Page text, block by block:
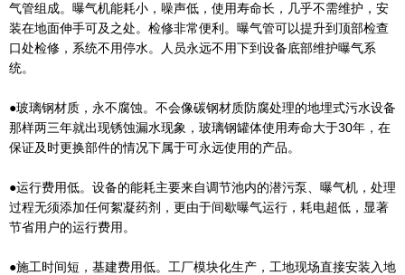
气管组成。曝气机能耗小，噪声低，使用寿命长，几乎不需维护，安
装在地面伸手可及之处。检修非常便利。曝气管可以提升到顶部检查
口处检修，系统不用停水。人员永远不用下到设备底部维护曝气系
统。
●玻璃钢材质，永不腐蚀。不会像碳钢材质防腐处理的地埋式污水设备
那样两三年就出现锈蚀漏水现象，玻璃钢罐体使用寿命大于30年，在
保证及时更换部件的情况下属于可永远使用的产品。
●运行费用低。设备的能耗主要来自调节池内的潜污泵、曝气机，处理
过程无须添加任何絮凝药剂，更由于间歇曝气运行，耗电超低，显著
节省用户的运行费用。
●施工时间短，基建费用低。工厂模块化生产，工地现场直接安装入地